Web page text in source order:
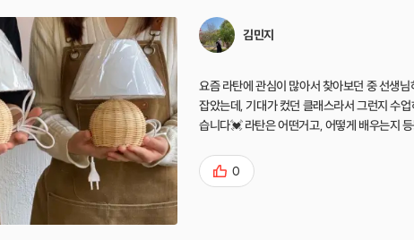
김민지
요즘 라탄에 관심이 많아서 찾아보던 중 선생
잡았는데, 기대가 컸던 클래스라서 그런지 수
습니다💓 라탄은 어떤거고, 어떻게 배우는지 등등 설명들과 플러스로 담
내 너무 재밌게 했습니다😏 이번에 배운건 기본
음인분들에게 진짜 추천인곳같아요!!👍🏻👍🏻 저
0